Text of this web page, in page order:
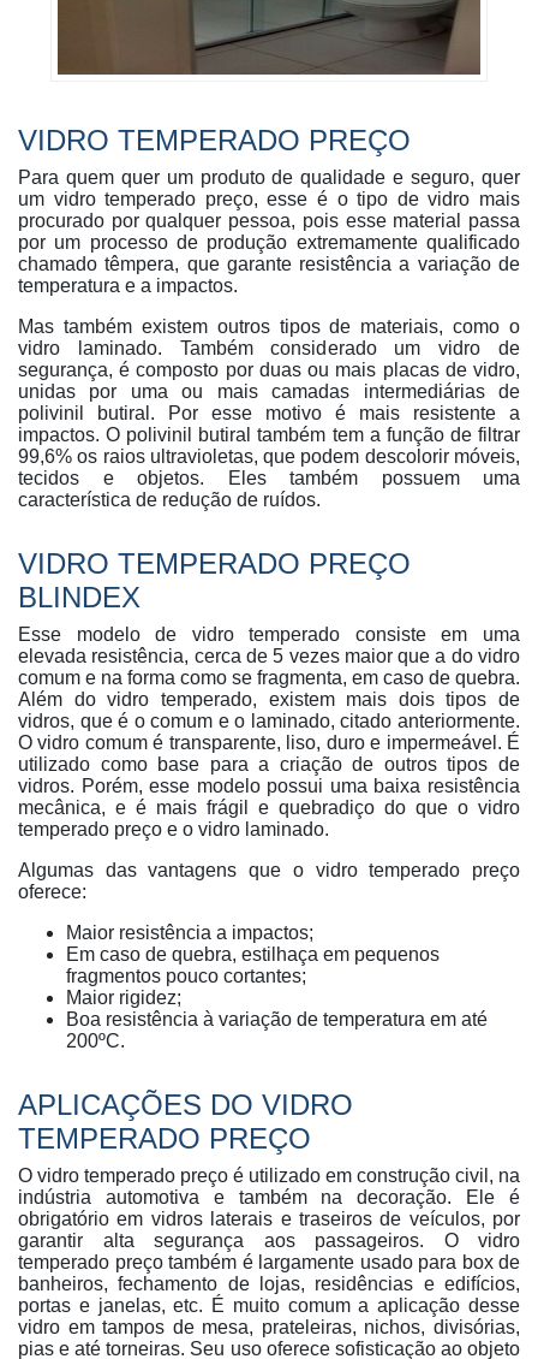
VIDRO TEMPERADO PREÇO
Para quem quer um produto de qualidade e seguro, quer
um vidro temperado preço, esse é o tipo de vidro mais
procurado por qualquer pessoa, pois esse material passa
por um processo de produção extremamente qualificado
chamado têmpera, que garante resistência a variação de
temperatura e a impactos.
Mas também existem outros tipos de materiais, como o
vidro laminado. Também considerado um vidro de
segurança, é composto por duas ou mais placas de vidro,
unidas por uma ou mais camadas intermediárias de
polivinil butiral. Por esse motivo é mais resistente a
impactos. O polivinil butiral também tem a função de filtrar
99,6% os raios ultravioletas, que podem descolorir móveis,
tecidos e objetos. Eles também possuem uma
característica de redução de ruídos.
VIDRO TEMPERADO PREÇO
BLINDEX
Esse modelo de vidro temperado consiste em uma
elevada resistência, cerca de 5 vezes maior que a do vidro
comum e na forma como se fragmenta, em caso de quebra.
Além do vidro temperado, existem mais dois tipos de
vidros, que é o comum e o laminado, citado anteriormente.
O vidro comum é transparente, liso, duro e impermeável. É
utilizado como base para a criação de outros tipos de
vidros. Porém, esse modelo possui uma baixa resistência
mecânica, e é mais frágil e quebradiço do que o vidro
temperado preço e o vidro laminado.
Algumas das vantagens que o vidro temperado preço
oferece:
Maior resistência a impactos;
Em caso de quebra, estilhaça em pequenos
fragmentos pouco cortantes;
Maior rigidez;
Boa resistência à variação de temperatura em até
200ºC.
APLICAÇÕES DO VIDRO
TEMPERADO PREÇO
O vidro temperado preço é utilizado em construção civil, na
indústria automotiva e também na decoração. Ele é
obrigatório em vidros laterais e traseiros de veículos, por
garantir alta segurança aos passageiros. O vidro
temperado preço também é largamente usado para box de
banheiros, fechamento de lojas, residências e edifícios,
portas e janelas, etc. É muito comum a aplicação desse
vidro em tampos de mesa, prateleiras, nichos, divisórias,
pias e até torneiras. Seu uso oferece sofisticação ao objeto